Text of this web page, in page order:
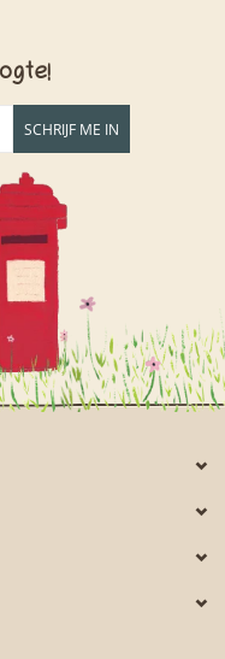
SCHRIJF ME IN